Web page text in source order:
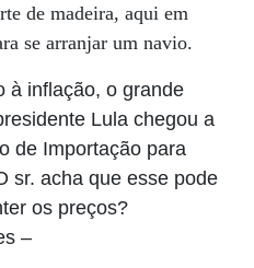
de madeira, aqui em
se arranjar um navio.
à inflação, o grande
Lula chegou a
de Importação para
sr. acha que esse pode
os preços?
–